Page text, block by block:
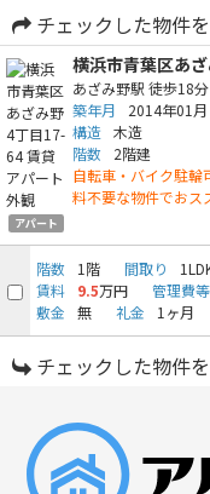
チェックした物件を
アパート
横浜市青葉区あ
あざみ野駅 徒歩18分
築年月
2014年01月
構造 木造
階数
2階建
自転車・バイク駐
料不要な物件でおス
階数 1階 間取り
賃料 9.5万円 管理費等
敷金
無 礼金 1ヶ月
チェックした物件を